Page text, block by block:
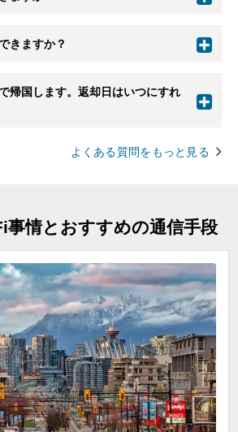
きますか？
帰国します。返却日はいつにすれ
よくある質問をもっと見る
事情とおすすめの通信手段